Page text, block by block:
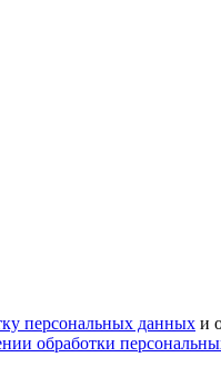
персональных данных и
обработки